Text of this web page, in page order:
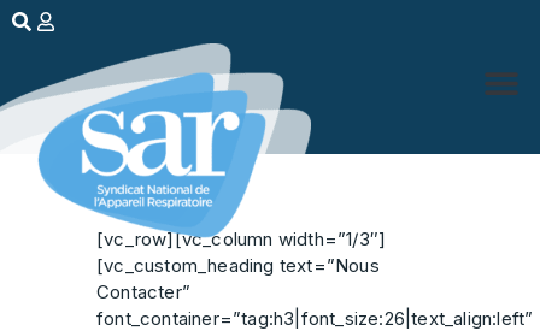
[vc_row][vc_column width=”1/3″]
[vc_custom_heading text=”Nous
Contacter”
font_container=”tag:h3|font_size:26|text_align:left”